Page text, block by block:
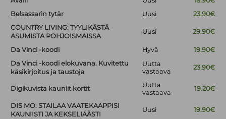
Belsassarin tytär
Uusi
23.90€
COUNTRY LIVING: TYYLIKÄSTÄ
ASUMISTA POHJOISMAISSA
Uusi 29.90€
Da Vinci -koodi Hyvä
19.90€
Da Vinci -koodi elokuvana. Kuvitettu
käsikirjoitus ja taustoja
Uutta
vastaava
23.90€
Digikuvista kauniit kortit
Uutta
vastaava
19.20€
DIS MO: STAILAA VAATEKAAPPISI
KAUNIISTI JA KEKSELIÄÄSTI
Uusi 19.90€